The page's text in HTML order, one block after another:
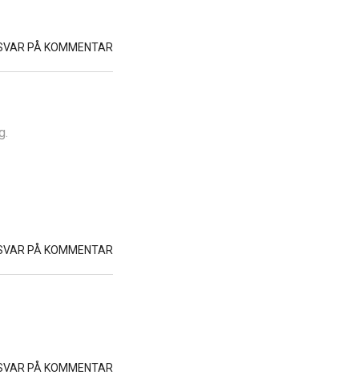
PÅ KOMMENTAR
PÅ KOMMENTAR
PÅ KOMMENTAR